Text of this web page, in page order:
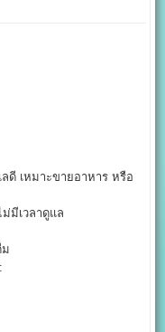
ดี เหมาะขายอาหาร หรือ
ม่มีเวลาดูแล
ม